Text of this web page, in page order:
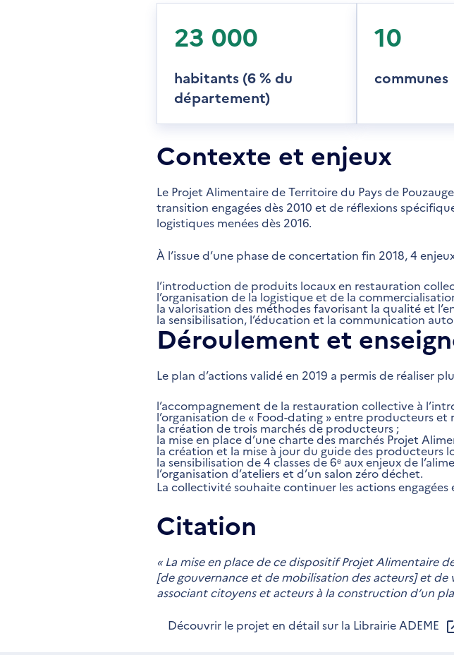
23 000
habitants (6 % du
département)
10
communes
Contexte et enjeux
Le Projet Alimentaire de Territoire du Pays de
transition engagées dès 2010 et de réflexions
logistiques menées dès 2016.
À l’issue d’une phase de concertation fin 2018, 4
l’introduction de produits locaux en restauration
l’organisation de la logistique et de la
la valorisation des méthodes favorisant la qualité et
la sensibilisation, l’éducation et la communication
Déroulement et
Le plan d’actions validé en 2019 a permis de réaliser
l’accompagnement de la restauration collective à
l’organisation de « Food-dating » entre producteurs et
la création de trois marchés de producteurs ;
la mise en place d’une charte des marchés Projet
la création et la mise à jour du guide des producteurs
la sensibilisation de 4 classes de 6ᵉ aux enjeux de
l’organisation d’ateliers et d’un salon zéro déchet.
La collectivité souhaite continuer les actions
Citation
« La mise en place de ce dispositif Projet Alimentaire
[de gouvernance et de mobilisation des acteurs] et
associant citoyens et acteurs à la construction d’un
Découvrir le projet en détail sur la Librairie ADEME